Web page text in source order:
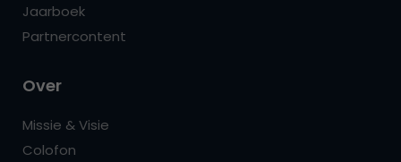
Jaarboek
Partnercontent
Over
Missie & Visie
Colofon